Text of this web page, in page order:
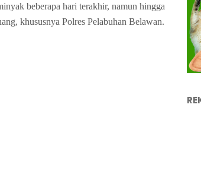
beberapa hari terakhir, namun hingga
khususnya Polres Pelabuhan Belawan.